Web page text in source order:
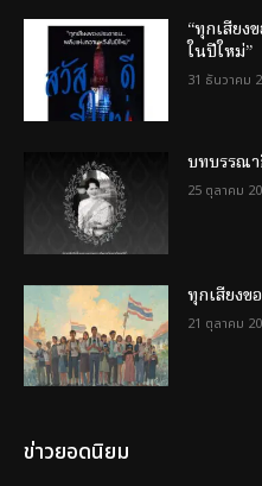
“ทุกเสียง
ในปีใหม่”
31 ธันวาคม
บทบรรณ
25 ตุลาคม
ทุกเสียงข
21 ตุลาคม
ข่าวยอดนิยม